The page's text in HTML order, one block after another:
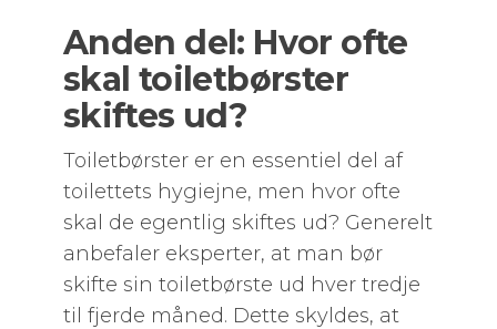
Anden del: Hvor ofte
skal toiletbørster
skiftes ud?
Toiletbørster er en essentiel del af
toilettets hygiejne, men hvor ofte
skal de egentlig skiftes ud? Generelt
anbefaler eksperter, at man bør
skifte sin toiletbørste ud hver tredje
til fjerde måned. Dette skyldes, at